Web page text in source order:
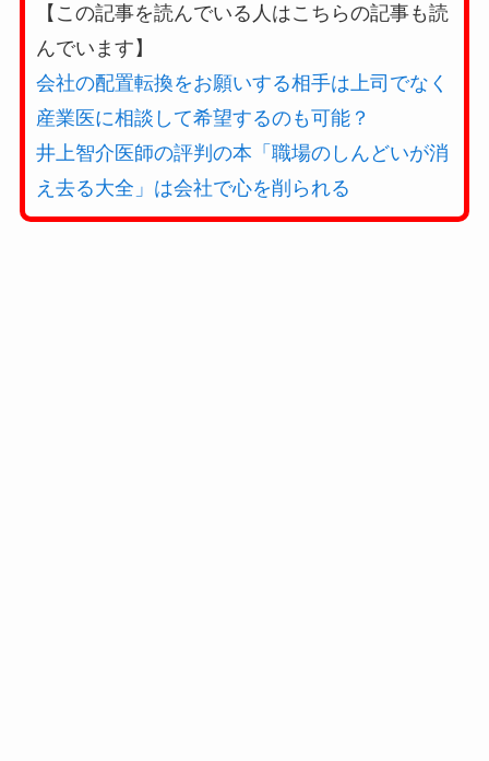
【この記事を読んでいる人はこちらの記事も読
んでいます】
会社の配置転換をお願いする相手は上司でなく
産業医に相談して希望するのも可能？
井上智介医師の評判の本「職場のしんどいが消
え去る大全」は会社で心を削られる